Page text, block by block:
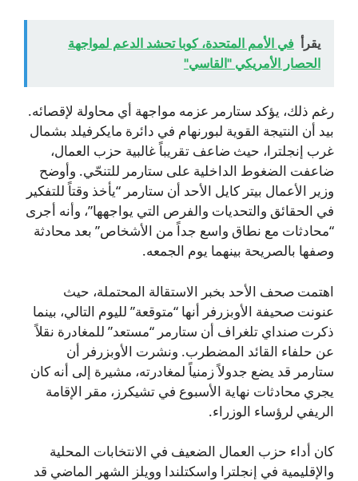
يقرأ في الأمم المتحدة، كوبا تحشد الدعم لمواجهة
الحصار الأمريكي "القاسي"
رغم ذلك، يؤكد ستارمر عزمه مواجهة أي محاولة لإقصائه.
بيد أن النتيجة القوية لبورنهام في دائرة مايكرفيلد بشمال
غرب إنجلترا، حيث ضاعف تقريباً غالبية حزب العمال،
ضاعفت الضغوط الداخلية على ستارمر للتنحّي. وأوضح
وزير الأعمال بيتر كايل الأحد أن ستارمر “يأخذ وقتاً للتفكير
في الحقائق والتحديات والفرص التي يواجهها”، وأنه أجرى
“محادثات مع نطاق واسع جداً من الأشخاص” بعد محادثة
وصفها بالصريحة بينهما يوم الجمعه.
اهتمت صحف الأحد بخبر الاستقالة المحتملة، حيث
عنونت صحيفة الأوبزرفر أنها “متوقعة” لليوم التالي، بينما
ذكرت صنداي تلغراف أن ستارمر “مستعد” للمغادرة نقلاً
عن حلفاء القائد المضطرب. ونشرت الأوبزرفر أن
ستارمر قد يضع جدولاً زمنياً لمغادرته، مشيرة إلى أنه كان
يجري محادثات نهاية الأسبوع في تشيكرز، مقر الإقامة
الريفي لرؤساء الوزراء.
كان أداء حزب العمال الضعيف في الانتخابات المحلية
والإقليمية في إنجلترا واسكتلندا وويلز الشهر الماضي قد